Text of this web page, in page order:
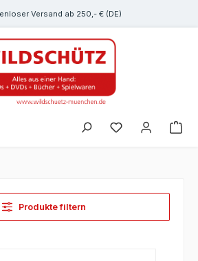
Versand ab 250,- € (DE)
Du hast 0
Produkte filtern